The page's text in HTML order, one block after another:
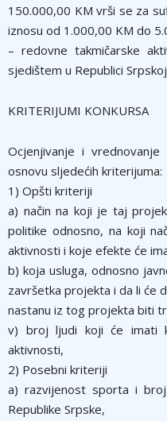
150.000,00 KM vrši se za
iznosu od 1.000,00 KM do
– redovne takmičarske
sjedištem u Republici
KRITERIJUMI KONKURSA
Ocjenjivanje i
osnovu slјedećih kriterijuma:
1) Opšti kriteriji
a) način na koji je taj
politike odnosno, na koji
aktivnosti i koje efekte će
b) koja usluga, odnosno
završetka projekta i da li će
nastanu iz tog projekta biti
v) broj lјudi koji će imati
aktivnosti,
2) Posebni kriteriji
a) razvijenost sporta i
Republike Srpske,